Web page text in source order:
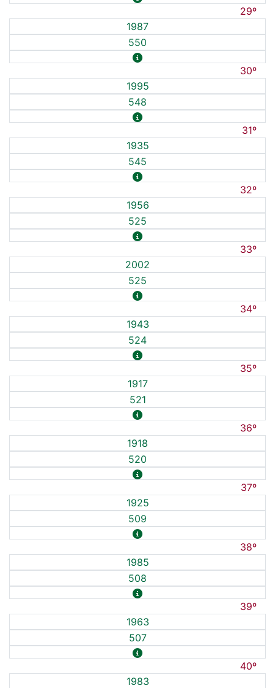
29º
1987
550
30º
1995
548
31º
1935
545
32º
1956
525
33º
2002
525
34º
1943
524
35º
1917
521
36º
1918
520
37º
1925
509
38º
1985
508
39º
1963
507
40º
1983